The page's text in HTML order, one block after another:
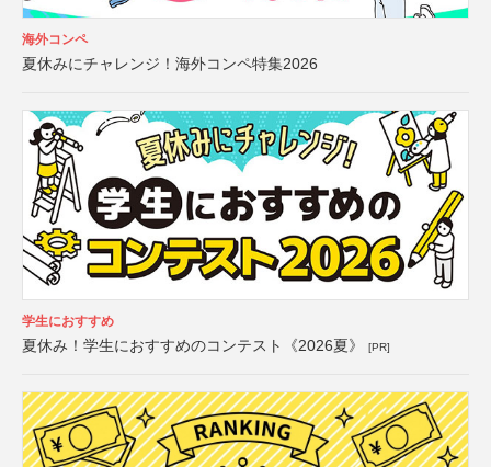
海外コンペ
夏休みにチャレンジ！海外コンペ特集2026
学生におすすめ
夏休み！学生におすすめのコンテスト《2026夏》 [PR]